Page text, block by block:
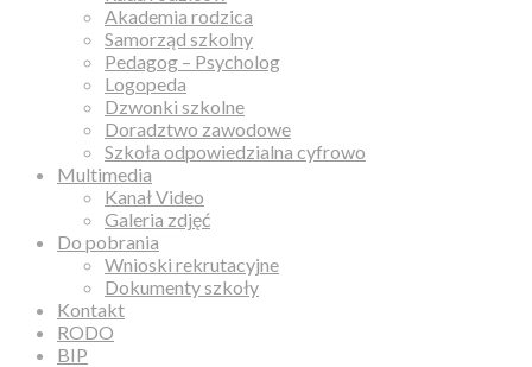
Akademia rodzica
Samorząd szkolny
Pedagog – Psycholog
Logopeda
Dzwonki szkolne
Doradztwo zawodowe
Szkoła odpowiedzialna cyfrowo
Multimedia
Kanał Video
Galeria zdjęć
Do pobrania
Wnioski rekrutacyjne
Dokumenty szkoły
Kontakt
RODO
BIP